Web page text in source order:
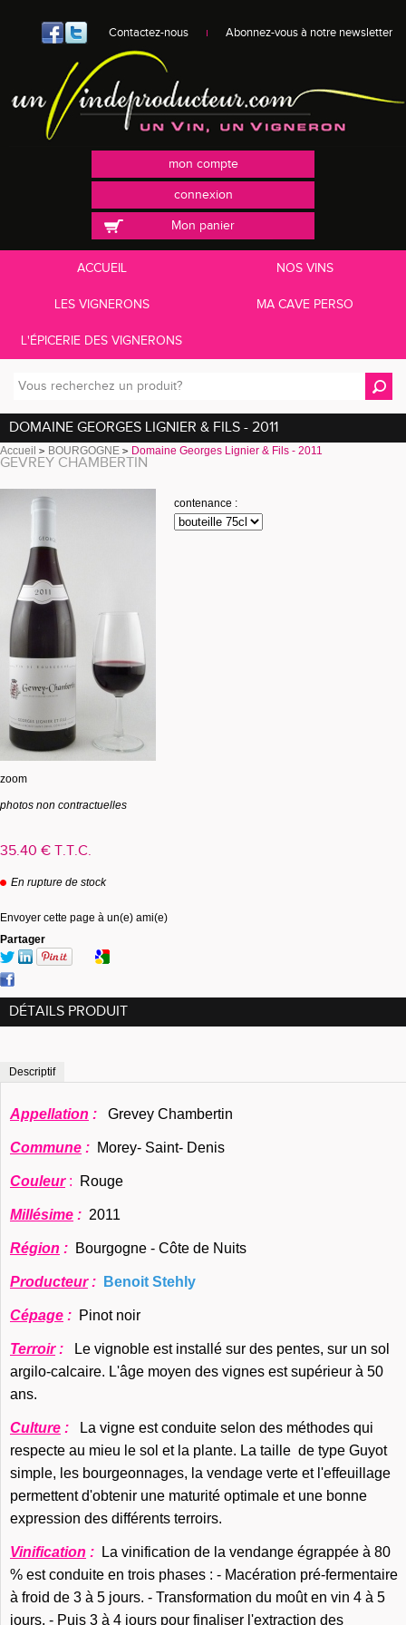
mon compte
connexion
Mon panier
ACCUEIL NOS VINS
LES VIGNERONS MA CAVE PERSO
L'ÉPICERIE DES VIGNERONS
Accueil BOURGOGNE Domaine Georges Lignier & Fils - 2011
DOMAINE GEORGES LIGNIER & FILS - 2011
GEVREY CHAMBERTIN
zoom
photos non contractuelles
contenance :
35.40 € T.T.C.
En rupture de stock
Envoyer cette page à un(e) ami(e)
Partager
DÉTAILS PRODUIT
Descriptif
Appellation : Grevey Chambertin
Commune : Morey- Saint- Denis
Couleur : Rouge
Millésime : 2011
Région : Bourgogne - Côte de Nuits
Producteur: Benoit Stehly
Cépage : Pinot noir
Terroir:
Le vignoble est installé sur des pentes, sur un sol
argilo-calcaire. L'âge moyen des vignes est supérieur à 50
ans.
Culture : La vigne est conduite selon des méthodes qui
respecte au mieu le sol et la plante. La taille de type Guyot
simple, les bourgeonnages, la vendage verte et l'effeuillage
permettent d'obtenir une maturité optimale et une bonne
expression des différents terroirs.
Vinification :
La vinification de la vendange égrappée à 80
% est conduite en trois phases : - Macération pré-fermentaire
à froid de 3 à 5 jours. - Transformation du moût en vin 4 à 5
jours. - Puis 3 à 4 jours pour finaliser l'extraction des
Contactez-nous Abonnez-vous à notre newsletter